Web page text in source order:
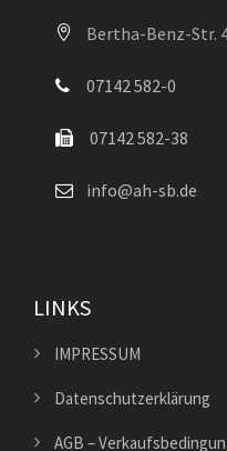
Bertha-Benz-Str.
07142 582-0
07142 582-38
info@ah-sb.de
LINKS
IMPRESSUM
Datenschutzerklärung
AGB –